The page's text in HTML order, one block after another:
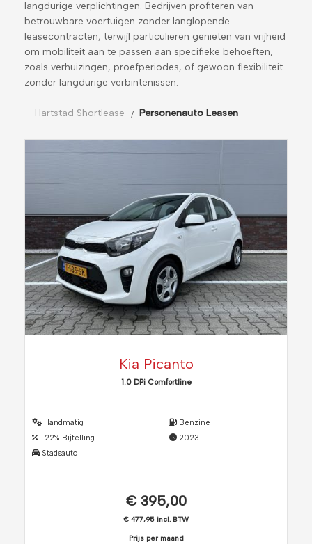
langdurige verplichtingen. Bedrijven profiteren van
betrouwbare voertuigen zonder langlopende
leasecontracten, terwijl particulieren genieten van vrijheid
om mobiliteit aan te passen aan specifieke behoeften,
zoals verhuizingen, proefperiodes, of gewoon flexibiliteit
zonder langdurige verbintenissen.
Hartstad Shortlease Personenauto Leasen
Kia Picanto
1.0 DPi Comfortline
Handmatig
22% Bijtelling
Stadsauto
Benzine
2023
€ 395,00
€ 477,95 incl. BTW
Prijs per maand